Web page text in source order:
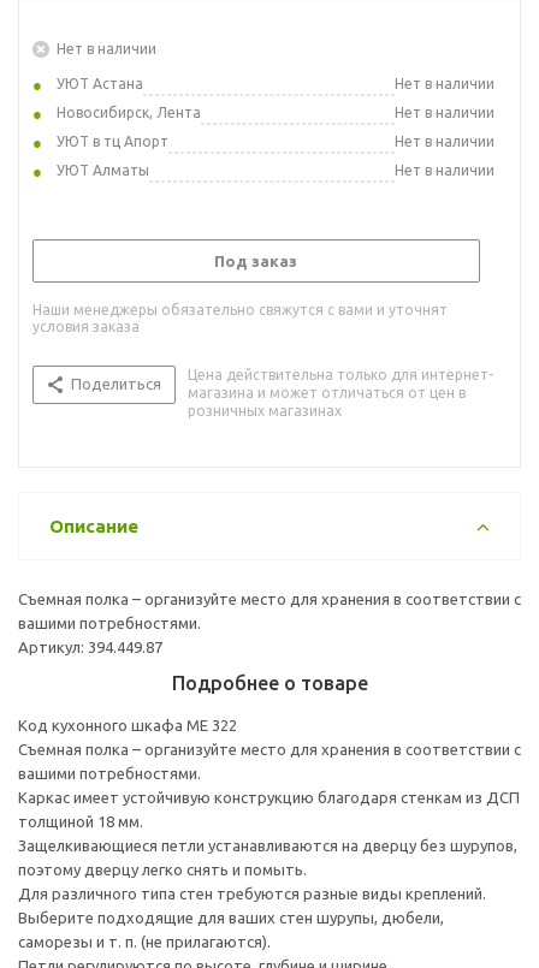
Нет в наличии
УЮТ Астана
Нет в наличии
Новосибирск, Лента
Нет в наличии
УЮТ в тц Апорт
Нет в наличии
УЮТ Алматы
Нет в наличии
Под заказ
Наши менеджеры обязательно свяжутся с вами и уточнят
условия заказа
Поделиться
Цена действительна только для интернет-
магазина и может отличаться от цен в
розничных магазинах
Описание
Съемная полка – организуйте место для хранения в соответствии с
вашими потребностями.
Артикул: 394.449.87
Подробнее о товаре
Код кухонного шкафа ME 322
Съемная полка – организуйте место для хранения в соответствии с
вашими потребностями.
Каркас имеет устойчивую конструкцию благодаря стенкам из ДСП
толщиной 18 мм.
Защелкивающиеся петли устанавливаются на дверцу без шурупов,
поэтому дверцу легко снять и помыть.
Для различного типа стен требуются разные виды креплений.
Выберите подходящие для ваших стен шурупы, дюбели,
саморезы и т. п. (не прилагаются).